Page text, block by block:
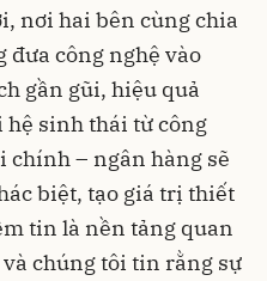
nơi hai bên cùng chia
đưa công nghệ vào
gần gũi, hiệu quả
hệ sinh thái từ công
chính – ngân hàng sẽ
biệt, tạo giá trị thiết
tin là nền tảng quan
chúng tôi tin rằng sự